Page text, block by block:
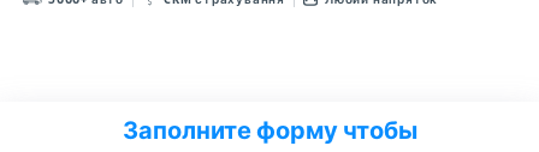
Заполните форму чтобы